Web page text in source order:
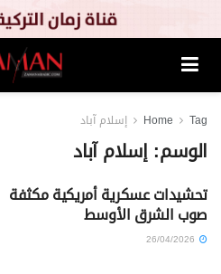
Home Tag إسلام آباد
الوسم:إسلام آباد
تحشيدات عسكرية أمريكية مكثفة
صوب الشرق الأوسط